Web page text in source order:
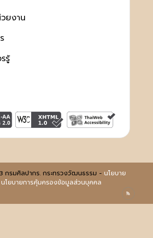
ยงาน
รู้
กรมศิลปากร. กระทรวงวัฒนธรรม - นโยบาย
นโยบายการคุ้มครองข้อมูลส่วนบุคคล